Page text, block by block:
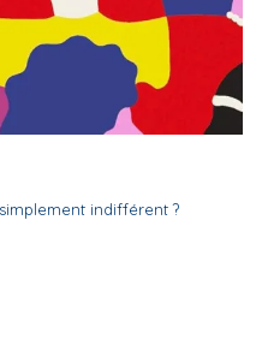
indifférent ?